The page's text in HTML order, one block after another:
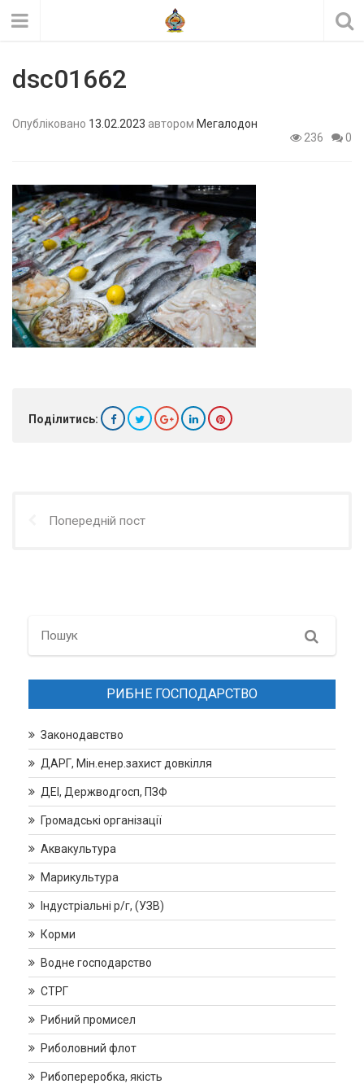
dsc01662
Опубліковано 13.02.2023 автором Мегалодон
236
0
Поділитись:
Попередній пост
Search
РИБНЕ ГОСПОДАРСТВО
Законодавство
ДАРГ, Мін.енер.захист довкілля
ДЕІ, Держводгосп, ПЗФ
Громадські організації
Аквакультура
Марикультура
Індустріальні р/г, (УЗВ)
Корми
Водне господарство
СТРГ
Рибний промисел
Риболовний флот
Рибопереробка, якість